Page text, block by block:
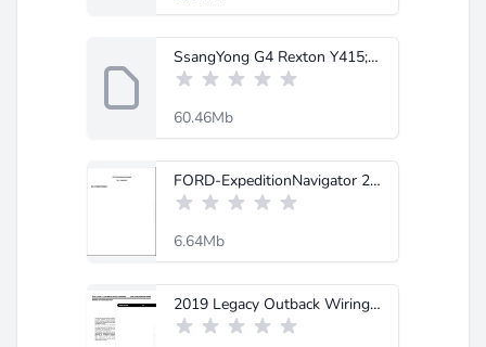
SsangYong G4 Rexton Y415; 2019+ – Circuit.pdf
60.46Mb
FORD-ExpeditionNavigator 2015 System Wiring Diagrams.pdf
6.64Mb
2019 Legacy Outback Wiring System.pdf